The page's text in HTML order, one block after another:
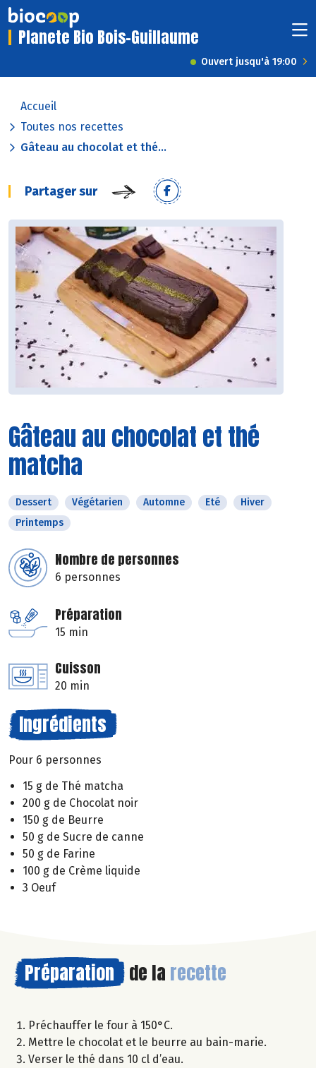
Planete Bio Bois-Guillaume
Ouvert jusqu'à 19:00
Accueil
Toutes nos recettes
Gâteau au chocolat et thé...
Partager sur
Gâteau au chocolat et thé
matcha
Dessert Végétarien Automne Eté
Hiver
Printemps
Nombre de personnes
6 personnes
Préparation
15 min
Cuisson
20 min
Ingrédients
Pour 6 personnes
15 g de Thé matcha
200 g de Chocolat noir
150 g de Beurre
50 g de Sucre de canne
50 g de Farine
100 g de Crème liquide
3 Oeuf
Préparation de la recette
Préchauffer le four à 150°C.
Mettre le chocolat et le beurre au bain-marie.
Verser le thé dans 10 cl d’eau.